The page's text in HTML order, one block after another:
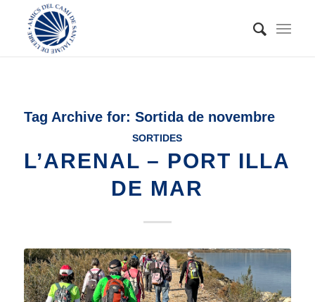
Tag Archive for: Sortida de novembre
SORTIDES
L’ARENAL – PORT ILLA
DE MAR